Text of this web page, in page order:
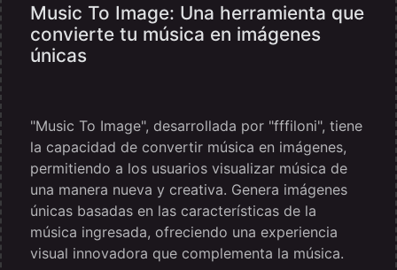
Music To Image: Una herramienta que
convierte tu música en imágenes
únicas
"Music To Image", desarrollada por "fffiloni", tiene
la capacidad de convertir música en imágenes,
permitiendo a los usuarios visualizar música de
una manera nueva y creativa. Genera imágenes
únicas basadas en las características de la
música ingresada, ofreciendo una experiencia
visual innovadora que complementa la música.